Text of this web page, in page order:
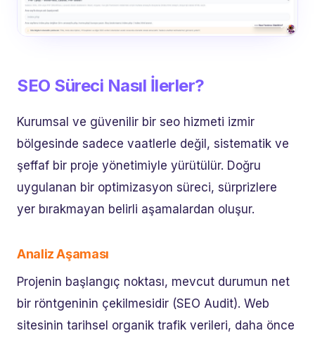
SEO Süreci Nasıl İlerler?
Kurumsal ve güvenilir bir seo hizmeti izmir
bölgesinde sadece vaatlerle değil, sistematik ve
şeffaf bir proje yönetimiyle yürütülür. Doğru
uygulanan bir optimizasyon süreci, sürprizlere
yer bırakmayan belirli aşamalardan oluşur.
Analiz Aşaması
Projenin başlangıç noktası, mevcut durumun net
bir röntgeninin çekilmesidir (SEO Audit). Web
sitesinin tarihsel organik trafik verileri, daha önce